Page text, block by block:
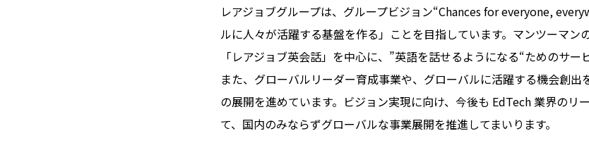
レアジョブグループは、グループビジョン“Chances for everyone,
ルに人々が活躍する基盤を作る」ことを目指しています。マンツーマン
「レアジョブ英会話」を中心に、”英語を話せるようになる“ためのサー
また、グローバルリーダー育成事業や、グローバルに活躍する機会創出
の展開を進めています。ビジョン実現に向け、今後も EdTech 業界のリ
て、国内のみならずグローバルな事業展開を推進してまいります。